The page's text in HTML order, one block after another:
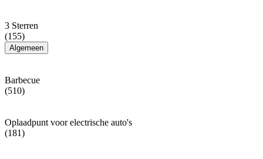
3 Sterren
(155)
Algemeen
Barbecue
(510)
Oplaadpunt voor electrische auto's
(181)